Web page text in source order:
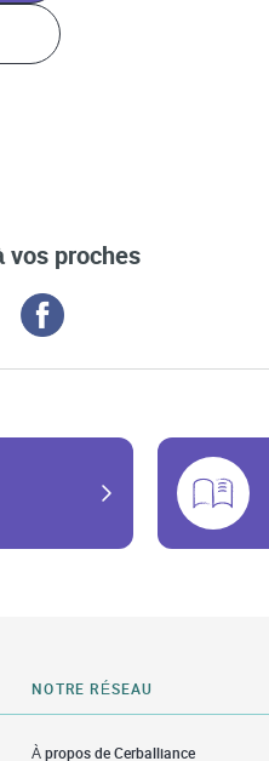
vos proches
NOTRE RÉSEAU
À propos de Cerballiance